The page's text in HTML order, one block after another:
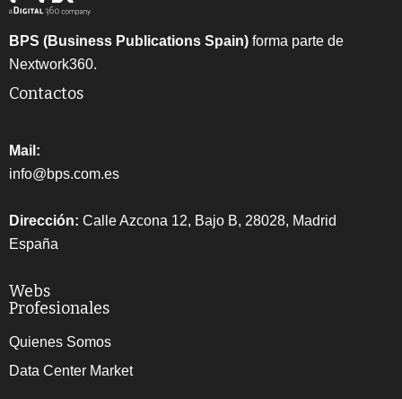
BPS (Business Publications Spain) forma parte de
Nextwork360.
Contactos
Mail:
info@bps.com.es
Dirección: Calle Azcona 12, Bajo B, 28028, Madrid
España
Webs
Profesionales
Quienes Somos
Data Center Market